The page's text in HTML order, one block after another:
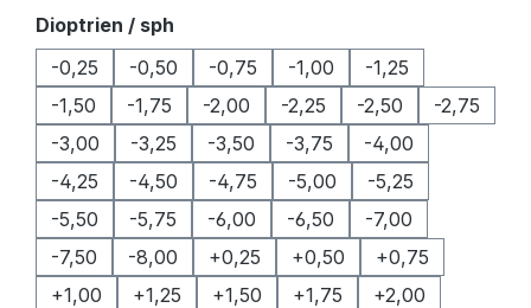
Dioptrien / sph
-0,25
-0,50 -0,75 -1,00
-1,25
-1,50
-1,75 -2,00 -2,25 -2,50
-2,75
-3,00
-3,25 -3,50 -3,75
-4,00
-4,25
-4,50 -4,75 -5,00
-5,25
-5,50
-5,75 -6,00 -6,50
-7,00
-7,50
-8,00 +0,25 +0,50
+0,75
+1,00
+1,25 +1,50 +1,75
+2,00